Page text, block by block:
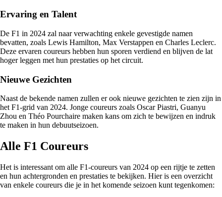
Ervaring en Talent
De F1 in 2024 zal naar verwachting enkele gevestigde namen
bevatten, zoals Lewis Hamilton, Max Verstappen en Charles Leclerc.
Deze ervaren coureurs hebben hun sporen verdiend en blijven de lat
hoger leggen met hun prestaties op het circuit.
Nieuwe Gezichten
Naast de bekende namen zullen er ook nieuwe gezichten te zien zijn in
het F1-grid van 2024. Jonge coureurs zoals Oscar Piastri, Guanyu
Zhou en Théo Pourchaire maken kans om zich te bewijzen en indruk
te maken in hun debuutseizoen.
Alle F1 Coureurs
Het is interessant om alle F1-coureurs van 2024 op een rijtje te zetten
en hun achtergronden en prestaties te bekijken. Hier is een overzicht
van enkele coureurs die je in het komende seizoen kunt tegenkomen: